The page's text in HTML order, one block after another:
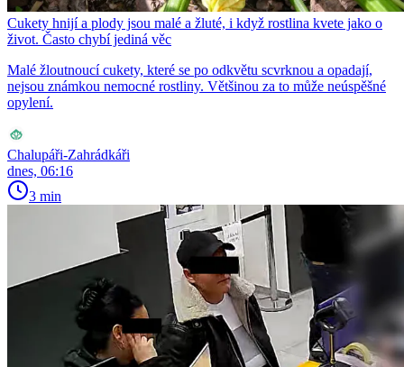
Cukety hnijí a plody jsou malé a žluté, i když rostlina kvete jako o
život. Často chybí jediná věc
Malé žloutnoucí cukety, které se po odkvětu scvrknou a opadají,
nejsou známkou nemocné rostliny. Většinou za to může neúspěšné
opylení.
Chalupáři-Zahrádkáři
dnes, 06:16
3 min